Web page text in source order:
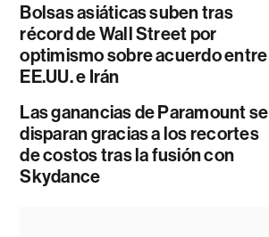
Bolsas asiáticas suben tras
récord de Wall Street por
optimismo sobre acuerdo entre
EE.UU. e Irán
Las ganancias de Paramount se
disparan gracias a los recortes
de costos tras la fusión con
Skydance